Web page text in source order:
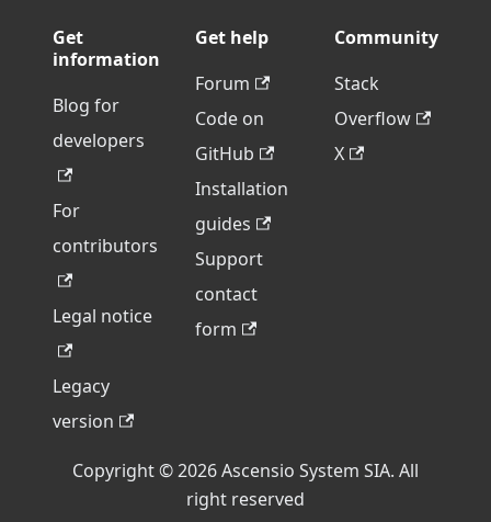
Get
information
Blog for
developers
For
contributors
Legal notice
Legacy
version
Get help
Forum
Code on
GitHub
Installation
guides
Support
contact
form
Community
Stack
Overflow
X
Copyright © 2026 Ascensio System SIA. All
right reserved